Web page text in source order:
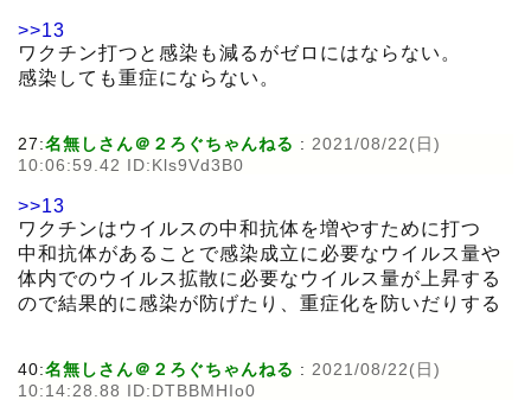
>>13
ワクチン打つと感染も減るがゼロにはならない。
感染しても重症にならない。
27:名無しさん＠２ろぐちゃんねる : 2021/08/22(日)
10:06:59.42 ID:Kls9Vd3B0
>>13
ワクチンはウイルスの中和抗体を増やすために打つ
中和抗体があることで感染成立に必要なウイルス量や
体内でのウイルス拡散に必要なウイルス量が上昇する
ので結果的に感染が防げたり、重症化を防いだりする
40:名無しさん＠２ろぐちゃんねる : 2021/08/22(日)
10:14:28.88 ID:DTBBMHIo0